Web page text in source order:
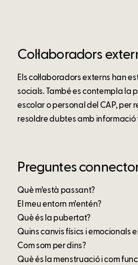
Col·laboradors
Els col·laboradors externs han
socials. També es contempla la
escolar o personal del CAP, per
resoldre dubtes amb informació
Preguntes
Què m’està passant?
El meu entorn m’entén?
Què és la pubertat?
Quins canvis físics i emocionals
Com som per dins?
Què és la menstruació i com